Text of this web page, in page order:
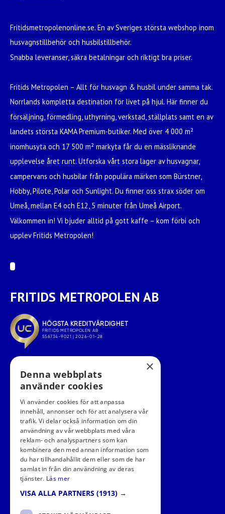
Fritidsmetropolenonline.se. En av Sveriges största webshop inom
husvagnstillbehör och husbilstillbehör.
Snabba leveranser, säkra betalningar och riktigt bra priser.
Fritids Metropolen – Allt för husvagn & husbil under samma tak.
Norrlands kompletta destination för livet på hjul. Här finner du
försäljning, förmedling, uthyrning, verkstad, ställplats samt en av
landets största KAMA Premium-butiker. Med över 4 000 m²
inomhusyta och 17 500 m² markyta får du en mässliknande
upplevelse året runt. Utforska vårt stora lager av husvagnar,
campervans och husbilar från populära märken som Bürstner,
Hobby, Pilote, Polar och Sunlight. Du finner oss strax söder om
Umeå, mellan E4 och E12, 5 minuter från Umeå Airport.
Välkommen in! Vi bjuder alltid på gott kaffe – kom förbi och
upplev Fritids Metropolen!
FRITIDS METROPOLEN AB
FÖLJ OSS I SOCIALA MEDIER
×
Denna webbplats
använder cookies
Vi använder cookies för att anpassa
innehåll, annonser och för att analysera vår
trafik. Vi delar också information om din
användning av vår webbplats med våra
reklam- och analyspartners som kan
kombinera den med annan information som
du har tillhandahållit dem eller som de har
samlat in från din användning av deras
tjänster. Läs mer
VISA ALLA PARTNERS (1913) →